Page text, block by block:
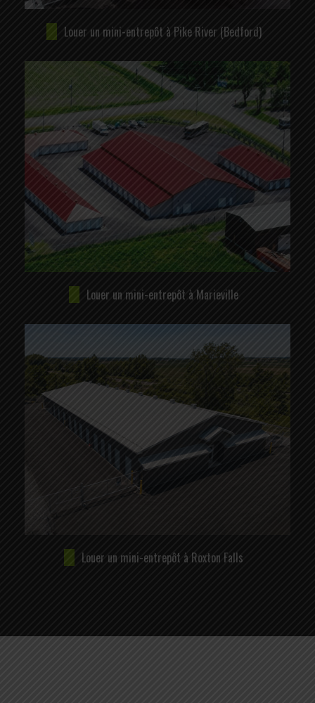
Louer un mini-entrepôt à Pike River (Bedford)
Louer un mini-entrepôt à Marieville
Louer un mini-entrepôt à Roxton Falls